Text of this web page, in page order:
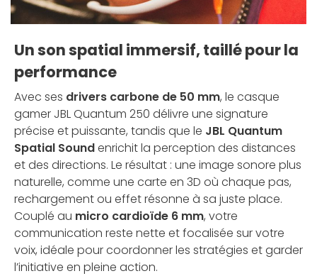
Un son spatial immersif, taillé pour la
performance
Avec ses drivers carbone de 50 mm, le casque
gamer JBL Quantum 250 délivre une signature
précise et puissante, tandis que le JBL Quantum
Spatial Soundenrichit la perception des distances
et des directions. Le résultat : une image sonore plus
naturelle, comme une carte en 3D où chaque pas,
rechargement ou effet résonne à sa juste place.
Couplé au micro cardioïde 6 mm, votre
communication reste nette et focalisée sur votre
voix, idéale pour coordonner les stratégies et garder
l’initiative en pleine action.